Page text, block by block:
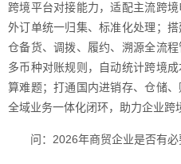
跨境平台对接能力，适配主流跨
外订单统一归集、标准化处理；
仓备货、调拨、履约、溯源全流
多币种对账规则，自动统计跨境
算难题；打通国内进销存、仓储
全域业务一体化闭环，助力企业跨
问：2026年商贸企业是否有必